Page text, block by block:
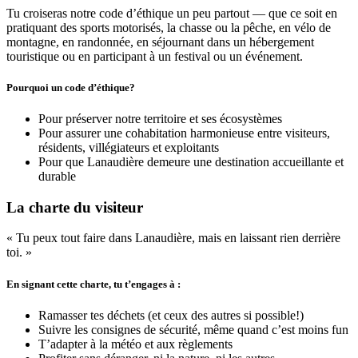
Tu croiseras notre code d’éthique un peu partout — que ce soit en
pratiquant des sports motorisés, la chasse ou la pêche, en vélo de
montagne, en randonnée, en séjournant dans un hébergement
touristique ou en participant à un festival ou un événement.
Pourquoi un code d’éthique?
Pour préserver notre territoire et ses écosystèmes
Pour assurer une cohabitation harmonieuse entre visiteurs,
résidents, villégiateurs et exploitants
Pour que Lanaudière demeure une destination accueillante et
durable
La charte du visiteur
« Tu peux tout faire dans Lanaudière, mais en laissant rien derrière
toi. »
En signant cette charte, tu t’engages à :
Ramasser tes déchets (et ceux des autres si possible!)
Suivre les consignes de sécurité, même quand c’est moins fun
T’adapter à la météo et aux règlements